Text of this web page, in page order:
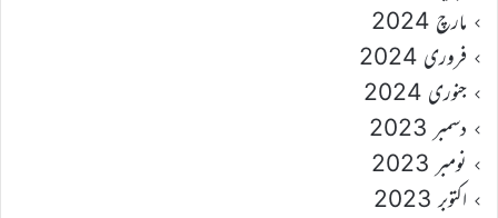
مارچ 2024
فروری 2024
جنوری 2024
دسمبر 2023
نومبر 2023
اکتوبر 2023